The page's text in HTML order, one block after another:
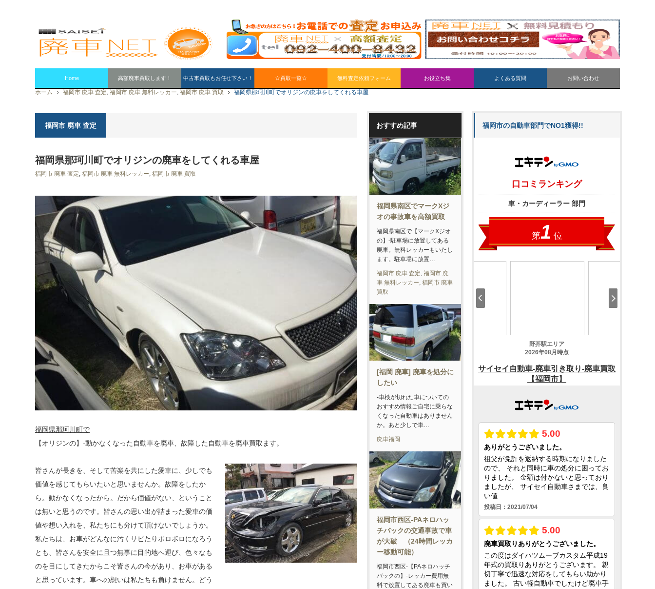
Home 高額廃車買取します！ 中古車買取もお任せ下さい！ ☆買取一覧☆ 無料査定依頼フォーム お役立ち集 よくある質問 お問い合わせ
ホーム 福岡市 廃車 査定, 福岡市 廃車 無料レッカー, 福岡市 廃車 買取 福岡県那珂川町でオリジンの廃車をしてくれる車屋
福岡市 廃車 査定
福岡県那珂川町でオリジンの廃車をしてくれる車屋
福岡市 廃車 査定, 福岡市 廃車 無料レッカー, 福岡市 廃車 買取
福岡県那珂川町で
【オリジンの】-動かなくなった自動車を廃車、故障した自動車を廃車買取ます。
皆さんが長きを、そして苦楽を共にした愛車に、少しでも
価値を感じてもらいたいと思いませんか。故障をしたか
ら。動かなくなったから。だから価値がない、ということ
は無いと思うのです。皆さんの思い出が詰まった愛車の価
値や想い入れを、私たちにも分けて頂けないでしょうか。
私たちは、お車がどんなに汚くサビたりボロボロになろう
とも、皆さんを安全に且つ無事に目的地へ運び、色々なも
のを目にしてきたからこそ皆さんの今があり、お車がある
と思っています。車への想いは私たちも負けません。どう
おすすめ記事
福岡県南区でマークXジ
オの事故車を高額買取
福岡県南区で【マークXジオ
の】-駐車場に放置してある
廃車。無料レッカーもいたし
ます。駐車場に放置…
福岡市 廃車 査定, 福岡市 廃
車 無料レッカー, 福岡市 廃車
買取
[福岡 廃車] 廃車を処分に
したい
-車検が切れた車についての
おすすめ情報ご自宅に乗らな
くなった自動車はありません
か。あと少しで車…
廃車福岡
福岡市西区-PAネロハッ
チバックの交通事故で車
が大破 （24時間レッカ
ー移動可能）
福岡市西区-【PAネロハッチ
バックの】-レッカー費用無
料で放置してある廃車も買い
福岡市の自動車部門でNO1獲得!!